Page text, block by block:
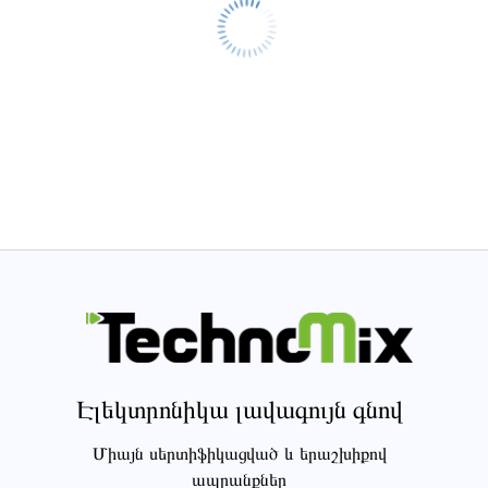
Էլեկտրոնիկա լավագույն գնով
Միայն սերտիֆիկացված և երաշխիքով
ապրանքներ